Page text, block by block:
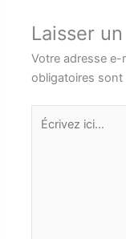
Laisser
Votre adresse e-
obligatoires sont
Écrivez
ici…